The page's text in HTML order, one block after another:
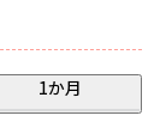
1か月